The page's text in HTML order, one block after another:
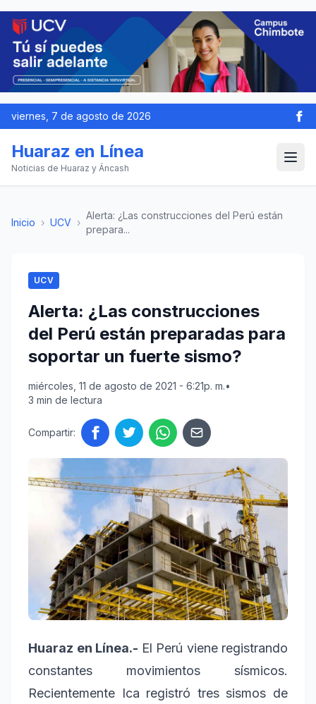
viernes, 7 de agosto de 2026
Huaraz en Línea
Noticias de Huaraz y Áncash
Inicio › UCV ›
Alerta: ¿Las construcciones del Perú están
prepara...
UCV
Alerta: ¿Las construcciones
del Perú están preparadas para
soportar un fuerte sismo?
miércoles, 11 de agosto de 2021 - 6:21p. m.•
3 min de lectura
Compartir:
Huaraz en Línea.- El Perú viene registrando
constantes movimientos sísmicos.
Recientemente Ica registró tres sismos de